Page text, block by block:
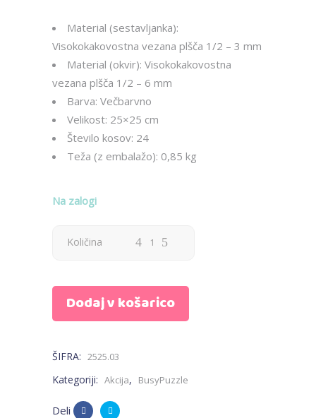
Material (sestavljanka):
Visokokakovostna vezana plšča 1/2 – 3 mm
Material (okvir): Visokokakovostna
vezana plšča 1/2 – 6 mm
Barva: Večbarvno
Velikost: 25×25 cm
Število kosov: 24
Teža (z embalažo): 0,85 kg
Na zalogi
Količina
Dodaj v košarico
ŠIFRA: 2525.03
Kategoriji: Akcija, BusyPuzzle
Deli